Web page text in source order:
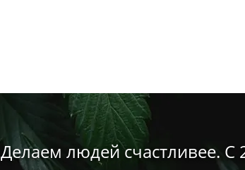
Делаем людей счастливее. С